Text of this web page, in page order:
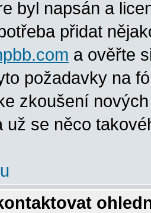
byl napsán a
přidat
a ověřte
požadavky na
zkoušení
už se něco